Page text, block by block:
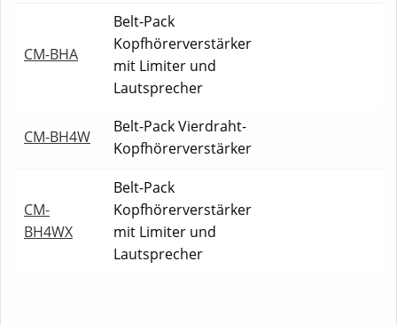
CM-BHA
Belt-Pack
Kopfhörerverstärker
mit Limiter und
Lautsprecher
CM-BH4W
Belt-Pack Vierdraht-
Kopfhörerverstärker
CM-
BH4WX
Belt-Pack
Kopfhörerverstärker
mit Limiter und
Lautsprecher